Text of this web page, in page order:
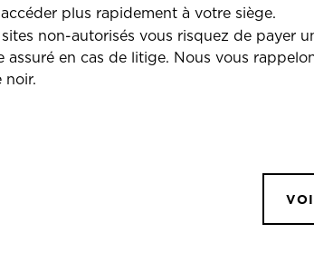
plus rapidement à votre siège.
non-autorisés vous risquez de payer
en cas de litige. Nous vous
noir.